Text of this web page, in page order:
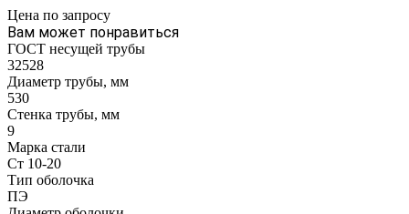
Цена по запросу
Вам может понравиться
ГОСТ несущей трубы
32528
Диаметр трубы, мм
530
Стенка трубы, мм
9
Марка стали
Ст 10-20
Тип оболочка
ПЭ